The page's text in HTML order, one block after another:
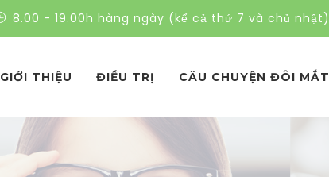
8.00 - 19.00h hàng ngày (kể cả thứ 7 và chủ nhật)
GIỚI THIỆU ĐIỀU TRỊ CÂU CHUYỆN ĐÔI MẮT